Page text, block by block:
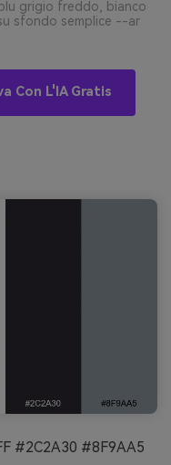
grigio freddo, bianco
sfondo semplice --ar
Con L'IA Gratis
#2C2A30 #8F9AA5